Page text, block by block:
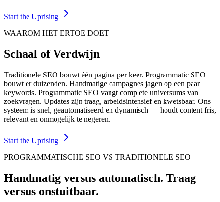
Start the Uprising
WAAROM HET ERTOE DOET
Schaal of Verdwijn
Traditionele SEO bouwt één pagina per keer. Programmatic SEO
bouwt er duizenden. Handmatige campagnes jagen op een paar
keywords. Programmatic SEO vangt complete universums van
zoekvragen. Updates zijn traag, arbeidsintensief en kwetsbaar. Ons
systeem is snel, geautomatiseerd en dynamisch — houdt content fris,
relevant en onmogelijk te negeren.
Start the Uprising
PROGRAMMATISCHE SEO VS TRADITIONELE SEO
Handmatig versus automatisch. Traag
versus onstuitbaar.